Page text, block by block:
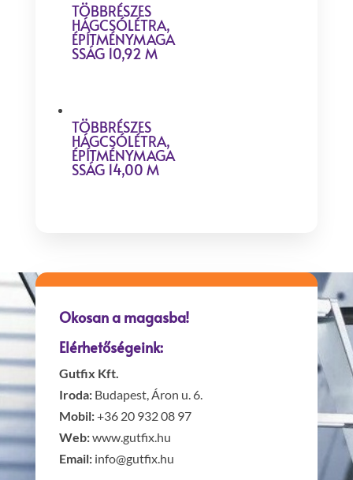
TÖBBRÉSZES
HÁGCSÓLÉTRA,
ÉPÍTMÉNYMAGA
SSÁG 10,92 M
TÖBBRÉSZES
HÁGCSÓLÉTRA,
ÉPÍTMÉNYMAGA
SSÁG 14,00 M
Okosan a magasba!
Elérhetőségeink:
Gutfix Kft.
Iroda:Budapest, Áron u. 6.
Mobil:+36 20 932 08 97
Web:www.gutfix.hu
Email: info@gutfix.hu